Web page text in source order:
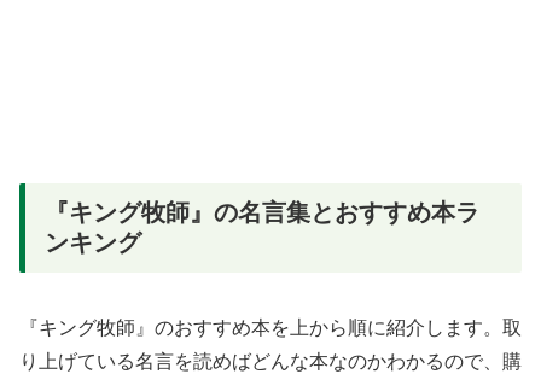
『キング牧師』の名言集とおすすめ本ラ
ンキング
『キング牧師』のおすすめ本を上から順に紹介します。取
り上げている名言を読めばどんな本なのかわかるので、購